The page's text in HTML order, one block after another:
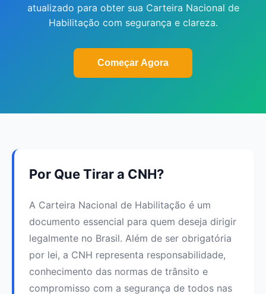
atualizado para obter sua Carteira Nacional de
Habilitação com segurança e clareza.
Começar Agora
Por Que Tirar a CNH?
A Carteira Nacional de Habilitação é um
documento essencial para quem deseja dirigir
legalmente no Brasil. Além de ser obrigatória
por lei, a CNH representa responsabilidade,
conhecimento das normas de trânsito e
compromisso com a segurança de todos nas